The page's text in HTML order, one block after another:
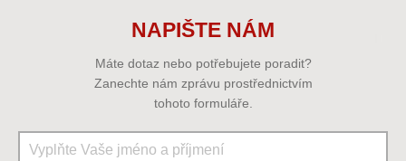
NAPIŠTE NÁM
Máte dotaz nebo potřebujete poradit?
Zanechte nám zprávu prostřednictvím
tohoto formuláře.